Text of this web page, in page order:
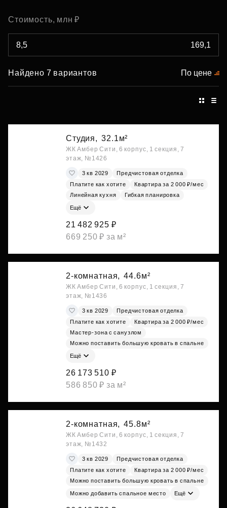
Стоимость, млн ₽
Найдено 7 вариантов По цене
Студия, 32.1м²
ЖК Амбер Сити, 6 корпус, 1 секция, 7
этаж, №1426
3 кв 2029
Предчистовая отделка
Платите как хотите
Квартира за 2 000 ₽/мес
Линейная кухня
Гибкая планировка
Ещё
21 482 925 ₽
669 250 ₽ за м²
2-комнатная, 44.6м²
ЖК Амбер Сити, 6 корпус, 1 секция, 7
этаж, №1436
3 кв 2029
Предчистовая отделка
Платите как хотите
Квартира за 2 000 ₽/мес
Мастер-зона с санузлом
Можно поставить большую кровать в спальне
Ещё
26 173 510 ₽
586 850 ₽ за м²
2-комнатная, 45.8м²
ЖК Амбер Сити, 6 корпус, 1 секция, 7
этаж, №1432
3 кв 2029
Предчистовая отделка
Платите как хотите
Квартира за 2 000 ₽/мес
Можно поставить большую кровать в спальне
Можно добавить спальное место Ещё